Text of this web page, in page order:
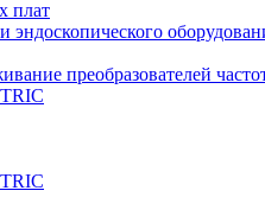
плат
эндоскопического
преобразователей